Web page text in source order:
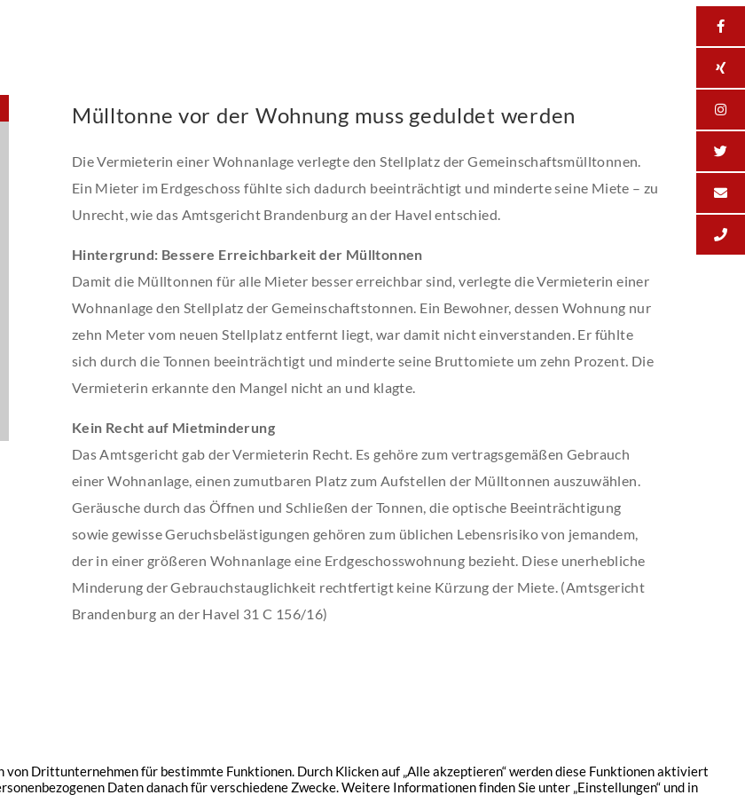
Mülltonne vor der Wohnung muss geduldet werden
Die Vermieterin einer Wohnanlage verlegte den Stellplatz der Gemeinschaftsmülltonnen.
Ein Mieter im Erdgeschoss fühlte sich dadurch beeinträchtigt und minderte seine Miete – zu
Unrecht, wie das Amtsgericht Brandenburg an der Havel entschied.
Hintergrund: Bessere Erreichbarkeit der Mülltonnen
Damit die Mülltonnen für alle Mieter besser erreichbar sind, verlegte die Vermieterin einer
Wohnanlage den Stellplatz der Gemeinschaftstonnen. Ein Bewohner, dessen Wohnung nur
zehn Meter vom neuen Stellplatz entfernt liegt, war damit nicht einverstanden. Er fühlte
sich durch die Tonnen beeinträchtigt und minderte seine Bruttomiete um zehn Prozent. Die
Vermieterin erkannte den Mangel nicht an und klagte.
Kein Recht auf Mietminderung
Das Amtsgericht gab der Vermieterin Recht. Es gehöre zum vertragsgemäßen Gebrauch
einer Wohnanlage, einen zumutbaren Platz zum Aufstellen der Mülltonnen auszuwählen.
Geräusche durch das Öffnen und Schließen der Tonnen, die optische Beeinträchtigung
sowie gewisse Geruchsbelästigungen gehören zum üblichen Lebensrisiko von jemandem,
der in einer größeren Wohnanlage eine Erdgeschosswohnung bezieht. Diese unerhebliche
Minderung der Gebrauchstauglichkeit rechtfertigt keine Kürzung der Miete. (Amtsgericht
Brandenburg an der Havel 31 C 156/16)